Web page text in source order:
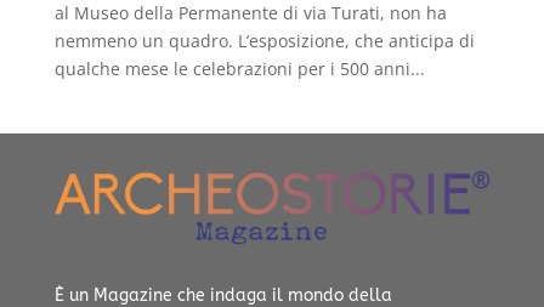
al Museo della Permanente di via Turati, non ha
nemmeno un quadro. L’esposizione, che anticipa di
qualche mese le celebrazioni per i 500 anni...
È un Magazine che indaga il mondo della